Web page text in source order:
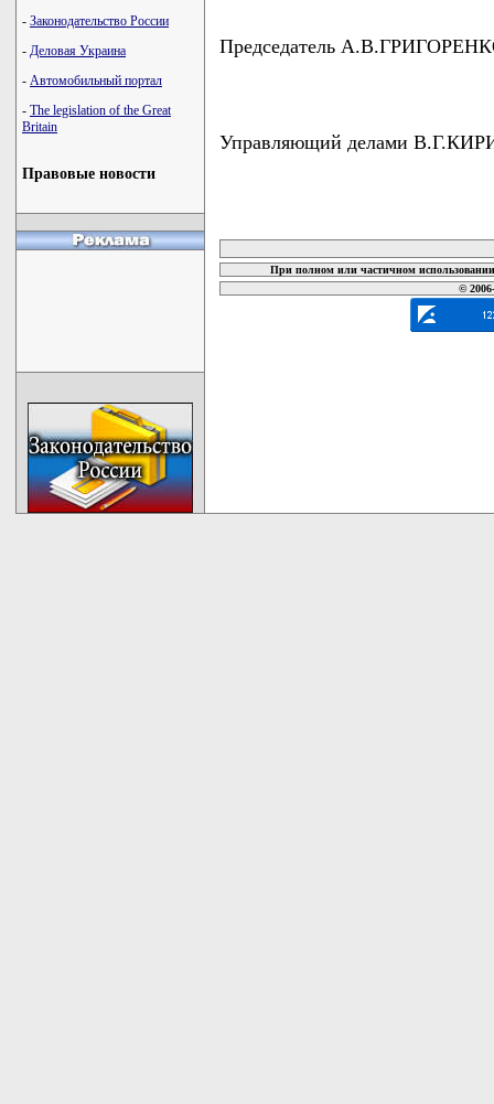
- Законодательство России
- Деловая Украина
- Автомобильный портал
- The legislation of the Great
Britain
Правовые новости
Председатель
Управляющий делами
При полном или частичном
©